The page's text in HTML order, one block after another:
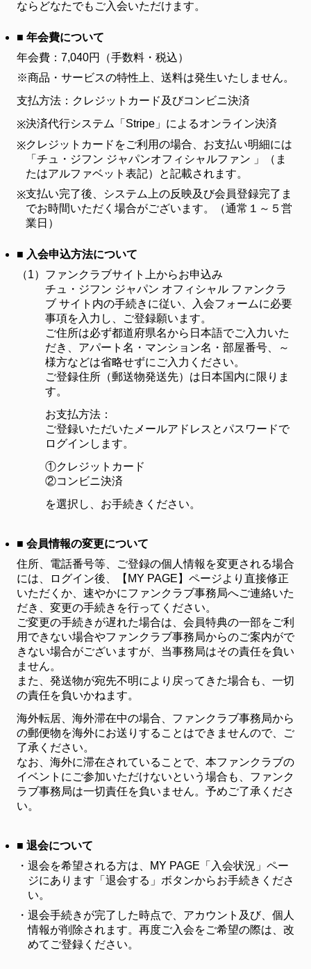
ならどなたでもご入会いただけます。
■ 年会費について
年会費：7,040円（手数料・税込）
※商品・サービスの特性上、送料は発生いたしません。
支払方法：クレジットカード及びコンビニ決済
※決済代行システム「Stripe」によるオンライン決済
※クレジットカードをご利用の場合、お支払い明細には
「チュ・ジフン ジャパンオフィシャルファン 」（ま
たはアルファベット表記）と記載されます。
※支払い完了後、システム上の反映及び会員登録完了ま
でお時間いただく場合がございます。（通常１～５営
業日）
■ 入会申込方法について
（1） ファンクラブサイト上からお申込み
チュ・ジフン ジャパン オフィシャル ファンクラ
ブ サイト内の手続きに従い、入会フォームに必要
事項を入力し、ご登録願います。
ご住所は必ず都道府県名から日本語でご入力いた
だき、アパート名・マンション名・部屋番号、～
様方などは省略せずにご入力ください。
ご登録住所（郵送物発送先）は日本国内に限りま
す。
お支払方法：
ご登録いただいたメールアドレスとパスワードで
ログインします。
①クレジットカード
②コンビニ決済
を選択し、お手続きください。
■ 会員情報の変更について
住所、電話番号等、ご登録の個人情報を変更される場合
には、ログイン後、【MY PAGE】ページより直接修正
いただくか、速やかにファンクラブ事務局へご連絡いた
だき、変更の手続きを行ってください。
ご変更の手続きが遅れた場合は、会員特典の一部をご利
用できない場合やファンクラブ事務局からのご案内がで
きない場合がございますが、当事務局はその責任を負い
ません。
また、発送物が宛先不明により戻ってきた場合も、一切
の責任を負いかねます。
海外転居、海外滞在中の場合、ファンクラブ事務局から
の郵便物を海外にお送りすることはできませんので、ご
了承ください。
なお、海外に滞在されていることで、本ファンクラブの
イベントにご参加いただけないという場合も、ファンク
ラブ事務局は一切責任を負いません。予めご了承くださ
い。
■ 退会について
・ 退会を希望される方は、MY PAGE「入会状況」ペー
ジにあります「退会する」ボタンからお手続きくださ
い。
・ 退会手続きが完了した時点で、アカウント及び、個人
情報が削除されます。再度ご入会をご希望の際は、改
めてご登録ください。